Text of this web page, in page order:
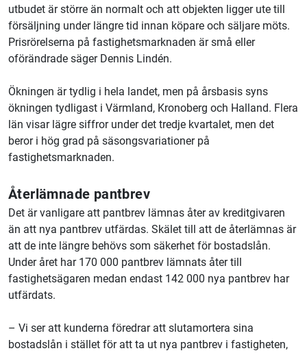
utbudet är större än normalt och att objekten ligger ute till
försäljning under längre tid innan köpare och säljare möts.
Prisrörelserna på fastighetsmarknaden är små eller
oförändrade säger Dennis Lindén.
Ökningen är tydlig i hela landet, men på årsbasis syns
ökningen tydligast i Värmland, Kronoberg och Halland. Flera
län visar lägre siffror under det tredje kvartalet, men det
beror i hög grad på säsongsvariationer på
fastighetsmarknaden.
Återlämnade pantbrev
Det är vanligare att pantbrev lämnas åter av kreditgivaren
än att nya pantbrev utfärdas. Skälet till att de återlämnas är
att de inte längre behövs som säkerhet för bostadslån.
Under året har 170 000 pantbrev lämnats åter till
fastighetsägaren medan endast 142 000 nya pantbrev har
utfärdats.
– Vi ser att kunderna föredrar att slutamortera sina
bostadslån i stället för att ta ut nya pantbrev i fastigheten,